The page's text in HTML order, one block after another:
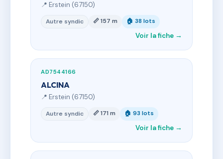
📍 Erstein (67150)
Autre syndic 📏 157 m 🏠 38 lots
Voir la fiche →
AD7544166
ALCINA
📍 Erstein (67150)
Autre syndic 📏 171 m 🏠 93 lots
Voir la fiche →